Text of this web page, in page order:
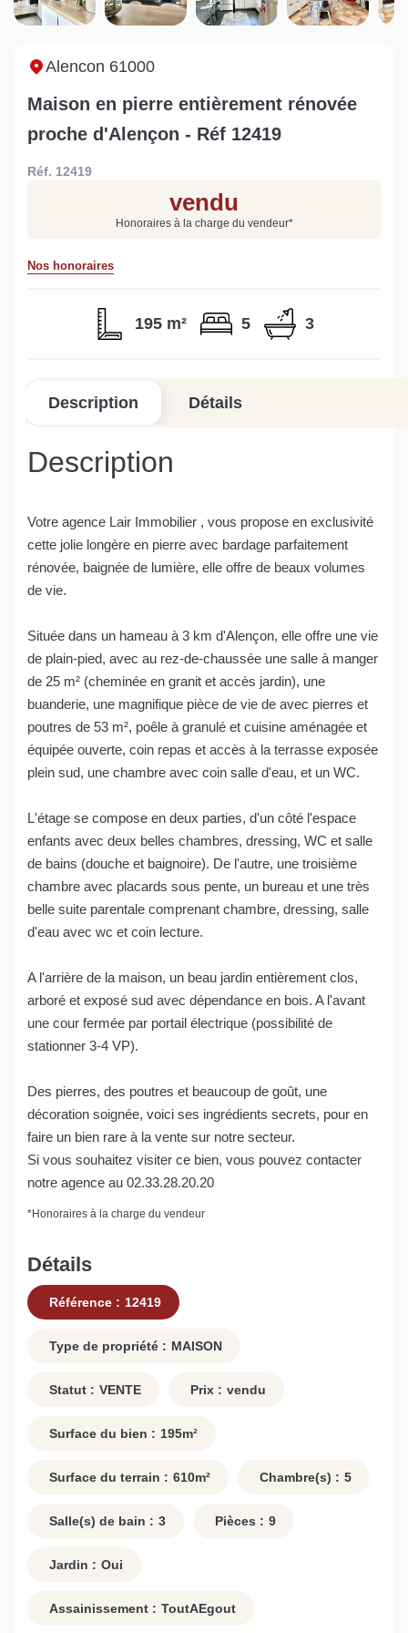
maison à Mortagne-au-
Perche
non viabilisé à Pré-en-
Pail ?
Estimez votre bien en ligne.
en quelques clics.
Alencon 61000
Maison en pierre entièrement rénovée
proche d'Alençon - Réf 12419
Réf. 12419
vendu
Honoraires à la charge du vendeur*
Nos honoraires
195 m² 5 3
Description Détails
Description
Votre agence Lair Immobilier , vous propose en exclusivité
cette jolie longère en pierre avec bardage parfaitement
rénovée, baignée de lumière, elle offre de beaux volumes
de vie.
Située dans un hameau à 3 km d'Alençon, elle offre une vie
de plain-pied, avec au rez-de-chaussée une salle à manger
de 25 m² (cheminée en granit et accès jardin), une
buanderie, une magnifique pièce de vie de avec pierres et
poutres de 53 m², poêle à granulé et cuisine aménagée et
équipée ouverte, coin repas et accès à la terrasse exposée
plein sud, une chambre avec coin salle d'eau, et un WC.
L'étage se compose en deux parties, d'un côté l'espace
enfants avec deux belles chambres, dressing, WC et salle
de bains (douche et baignoire). De l'autre, une troisième
chambre avec placards sous pente, un bureau et une très
belle suite parentale comprenant chambre, dressing, salle
d'eau avec wc et coin lecture.
A l'arrière de la maison, un beau jardin entièrement clos,
arboré et exposé sud avec dépendance en bois. A l'avant
une cour fermée par portail électrique (possibilité de
stationner 3-4 VP).
Des pierres, des poutres et beaucoup de goût, une
décoration soignée, voici ses ingrédients secrets, pour en
faire un bien rare à la vente sur notre secteur.
Si vous souhaitez visiter ce bien, vous pouvez contacter
notre agence au 02.33.28.20.20
*Honoraires à la charge du vendeur
Détails
Référence : 12419
Type de propriété : MAISON
Statut : VENTE Prix : vendu
Surface du bien : 195m²
Surface du terrain : 610m² Chambre(s) : 5
Salle(s) de bain : 3 Pièces : 9
Jardin : Oui
Assainissement : ToutAEgout